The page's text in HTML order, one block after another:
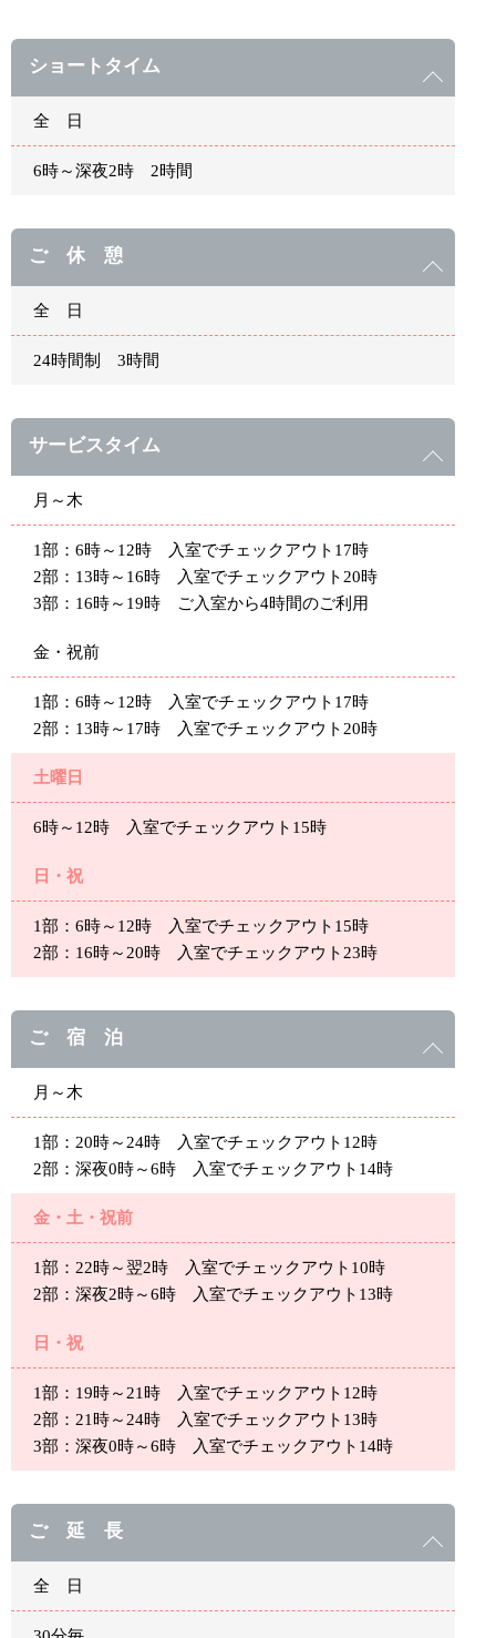
ショートタイム
全 日
6時～深夜2時 2時間
ご 休 憩
全 日
24時間制 3時間
サービスタイム
月～木
1部：6時～12時 入室でチェックアウト17時
2部：13時～16時 入室でチェックアウト20時
3部：16時～19時 ご入室から4時間のご利用
金・祝前
1部：6時～12時 入室でチェックアウト17時
2部：13時～17時 入室でチェックアウト20時
土曜日
6時～12時 入室でチェックアウト15時
日・祝
1部：6時～12時 入室でチェックアウト15時
2部：16時～20時 入室でチェックアウト23時
ご 宿 泊
月～木
1部：20時～24時 入室でチェックアウト12時
2部：深夜0時～6時 入室でチェックアウト14時
金・土・祝前
1部：22時～翌2時 入室でチェックアウト10時
2部：深夜2時～6時 入室でチェックアウト13時
日・祝
1部：19時～21時 入室でチェックアウト12時
2部：21時～24時 入室でチェックアウト13時
3部：深夜0時～6時 入室でチェックアウト14時
ご 延 長
全 日